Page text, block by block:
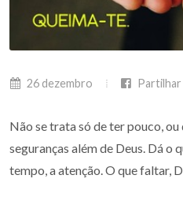
26 dezembro Partilhar
Não se trata só de ter pouco,
seguranças além de Deus. Dá o
tempo, a atenção. O que faltar,